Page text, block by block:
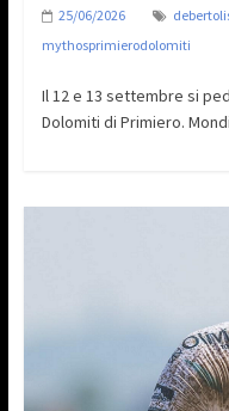
25/06/2026
mythosprimierodolomiti
Il 12 e 13 settembre si
Dolomiti di Primiero.